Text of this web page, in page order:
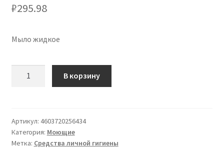
₽295.98
Мыло жидкое
жидкое
Жасмин,
канистра
В корзину
Артикул: 4603720256434
Категория: Моющие
Метка: Средства личной гигиены